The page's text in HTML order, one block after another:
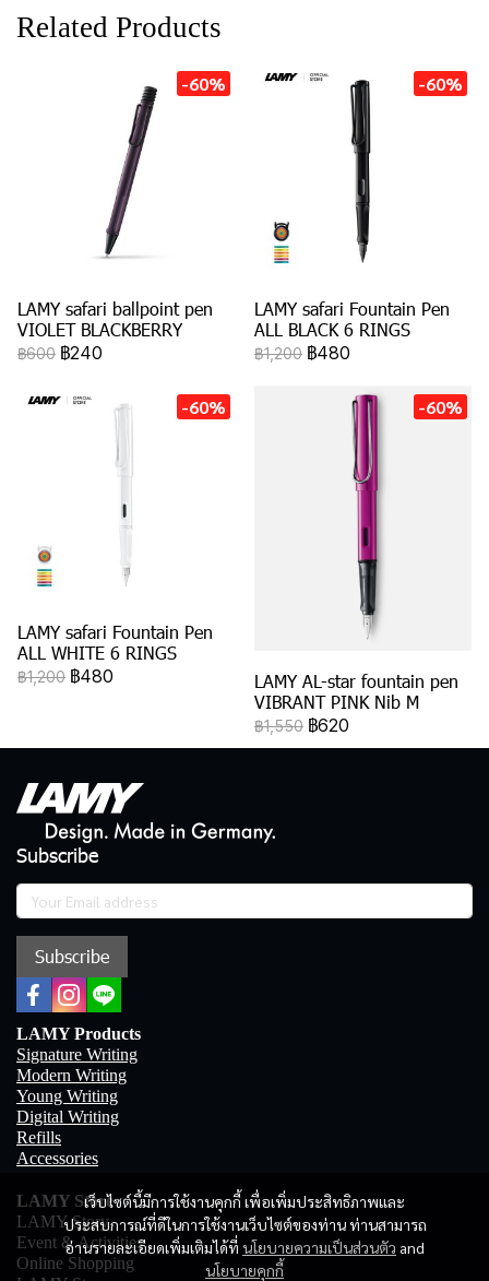
Related Products
-60%
LAMY safari ballpoint pen
VIOLET BLACKBERRY
฿600 ฿240
-60%
LAMY safari Fountain Pen
ALL BLACK 6 RINGS
฿1,200 ฿480
-60%
LAMY safari Fountain Pen
ALL WHITE 6 RINGS
฿1,200 ฿480
-60%
LAMY AL-star fountain pen
VIBRANT PINK Nib M
฿1,550 ฿620
เว็บไซต์นี้มีการใช้งานคุกกี้ เพื่อเพิ่มประสิทธิภาพและ
ประสบการณ์ที่ดีในการใช้งานเว็บไซต์ของท่าน ท่านสามารถ
อ่านรายละเอียดเพิ่มเติมได้ที่ นโยบายความเป็นส่วนตัว and
นโยบายคุกกี้
Subscribe
Subscribe
LAMY Products
Signature Writing
Modern Writing
Young Writing
Digital Writing
Refills
Accessories
LAMY Store
LAMY Story
Event & Activities
Online Shopping